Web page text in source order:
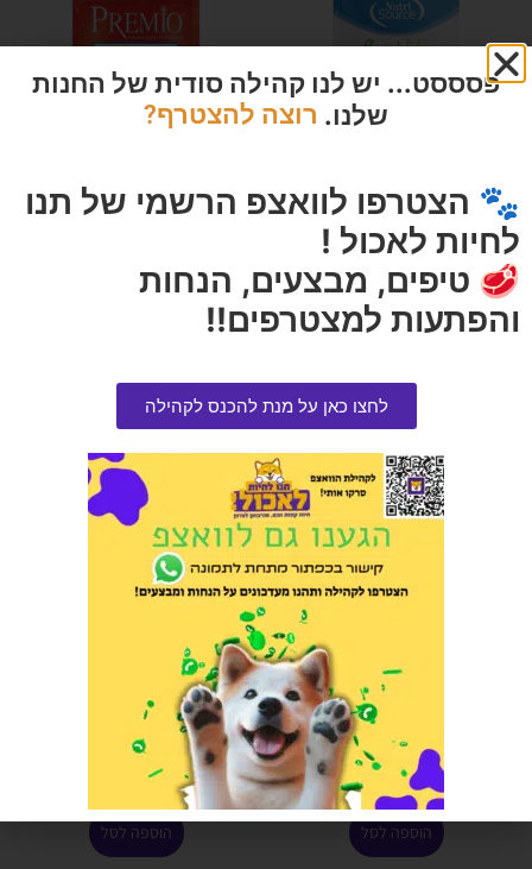
פיור ויטה נטול דגנים חתול עוף 5.4
קג
הרוויחו 12.50 נקודות ⭐
₪250.00
חטיף פרימיו לכלב סלמון טנדרס
הרוויחו 0.95 נקודות ⭐
צעצוע לחתול סוואי עם דיספנסר
לחטיפים
הרוויחו 1.00 נקודות ⭐
20.00
הוספה לסל
גרם
הרוויחו 0.65 נקודות ⭐
13.00
הוספה לסל
פסססט... יש לנו קהילה סודית של החנות
שלנו. רוצה להצטרף?
🐾 הצטרפו לוואצפ הרשמי של תנו
לחיות לאכול !
🥩 טיפים, מבצעים, הנחות
והפתעות למצטרפים!!
לחצו כאן על מנת להכנס לקהילה